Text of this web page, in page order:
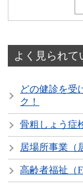
よく見られて
どの健診を受
ク！
骨粗しょう症
居場所事業（
高齢者福祉（